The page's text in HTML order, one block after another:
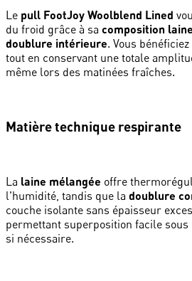
Le pull FootJoy Woolblend Lined
du froid grâce à sa composition
doublure intérieure. Vous
tout en conservant une totale
même lors des matinées fraîches.
Matière technique respirante
La laine mélangée offre
l'humidité, tandis que la doublure
couche isolante sans épaisseur
permettant superposition facile
si nécessaire.